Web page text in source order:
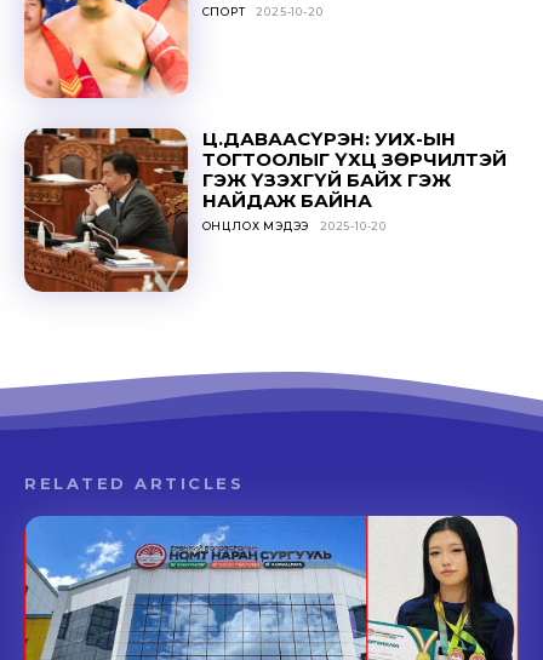
СПОРТ 2025-10-20
Ц.ДАВААСҮРЭН: УИХ-ЫН
ТОГТООЛЫГ ҮХЦ ЗӨРЧИЛТЭЙ
ГЭЖ ҮЗЭХГҮЙ БАЙХ ГЭЖ
НАЙДАЖ БАЙНА
ОНЦЛОХ МЭДЭЭ 2025-10-20
RELATED ARTICLES